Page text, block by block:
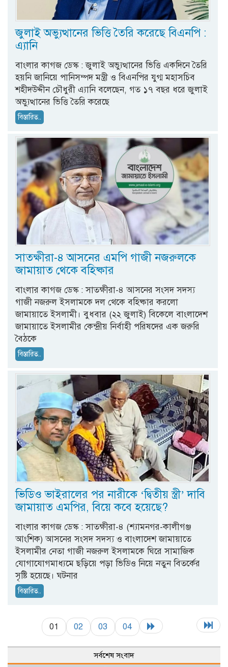
জুলাই অভ্যুত্থানের ভিত্তি তৈরি করেছে বিএনপি :
এ্যানি
বাংলার কাগজ ডেস্ক : জুলাই অভ্যুত্থানের ভিত্তি একদিনে তৈরি
হয়নি জানিয়ে পানিসম্পদ মন্ত্রী ও বিএনপির যুগ্ম মহাসচিব
শহীদউদ্দীন চৌধুরী এ্যানি বলেছেন, গত ১৭ বছর ধরে জুলাই
অভ্যুত্থানের ভিত্তি তৈরি করেছে
বিস্তারিত..
সাতক্ষীরা-৪ আসনের এমপি গাজী নজরুলকে
জামায়াত থেকে বহিষ্কার
বাংলার কাগজ ডেস্ক : সাতক্ষীরা-৪ আসনের সংসদ সদস্য
গাজী নজরুল ইসলামকে দল থেকে বহিষ্কার করলো
জামায়াতে ইসলামী। বুধবার (২২ জুলাই) বিকেলে বাংলাদেশ
জামায়াতে ইসলামীর কেন্দ্রীয় নির্বাহী পরিষদের এক জরুরি
বৈঠকে
বিস্তারিত..
ভিডিও ভাইরালের পর নারীকে ‘দ্বিতীয় স্ত্রী’ দাবি
জামায়াত এমপির, বিয়ে কবে হয়েছে?
বাংলার কাগজ ডেস্ক : সাতক্ষীরা-৪ (শ্যামনগর-কালীগঞ্জ
আংশিক) আসনের সংসদ সদস্য ও বাংলাদেশ জামায়াতে
ইসলামীর নেতা গাজী নজরুল ইসলামকে ঘিরে সামাজিক
যোগাযোগমাধ্যমে ছড়িয়ে পড়া ভিডিও নিয়ে নতুন বিতর্কের
সৃষ্টি হয়েছে। ঘটনার
বিস্তারিত..
01 02 03 04
সর্বশেষ সংবাদ